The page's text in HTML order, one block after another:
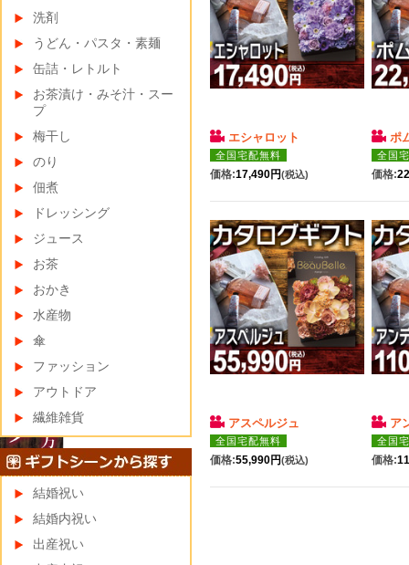
エシャロット
全国宅配無料
価格:17,490円(税込)
ポ
全国
価格:
アスペルジュ
全国宅配無料
価格:55,990円(税込)
ア
全国
価格:
洗剤
うどん・パスタ・素麺
缶詰・レトルト
お茶漬け・みそ汁・スー
プ
梅干し
のり
佃煮
ドレッシング
ジュース
お茶
おかき
水産物
傘
ファッション
アウトドア
繊維雑貨
結婚祝い
結婚内祝い
出産祝い